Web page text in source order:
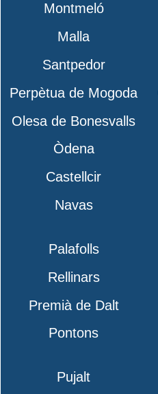
Montmeló
Malla
Santpedor
Perpètua de Mogoda
Olesa de Bonesvalls
Òdena
Castellcir
Navas
Palafolls
Rellinars
Premià de Dalt
Pontons
Pujalt